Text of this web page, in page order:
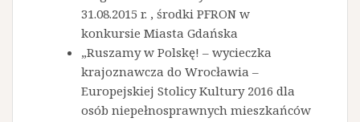
31.08.2015 r. , środki PFRON w
konkursie Miasta Gdańska
„Ruszamy w Polskę! – wycieczka
krajoznawcza do Wrocławia –
Europejskiej Stolicy Kultury 2016 dla
osób niepełnosprawnych mieszkańców